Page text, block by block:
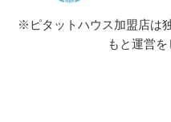
※ピタットハウス加盟店は
もと運営を